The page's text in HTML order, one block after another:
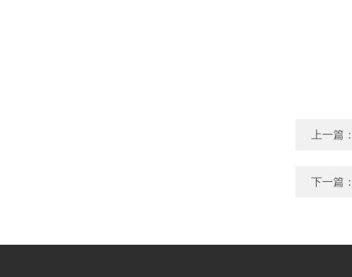
上一篇
下一篇